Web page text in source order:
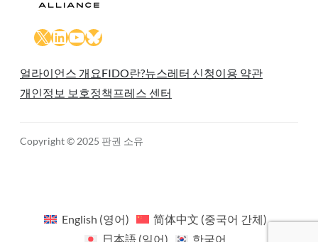
X LinkedIn
YouTube
Bluesky
얼라이언스 개요FIDO란?뉴스레터 신청이용 약관
개인정보 보호정책 프레스 센터
Copyright © 2025 판권 소유
English (영어) 简体中文 (중국어 간체)
日本語(일어) 한국어